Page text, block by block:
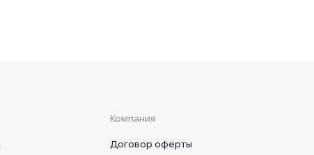
Компания
Договор оферты